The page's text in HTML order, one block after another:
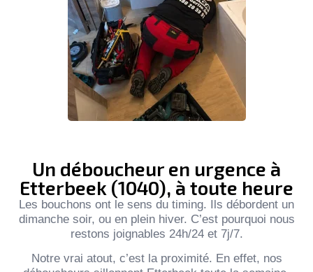
Un déboucheur en urgence à
Etterbeek (1040), à toute heure
Les bouchons ont le sens du timing. Ils débordent un
dimanche soir, ou en plein hiver. C’est pourquoi nous
restons joignables 24h/24 et 7j/7.
Notre vrai atout, c’est la proximité. En effet, nos